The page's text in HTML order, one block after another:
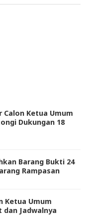
Ketua Umum
Dukungan 18
Barang Bukti 24
Rampasan
Ketua Umum
dan Jadwalnya